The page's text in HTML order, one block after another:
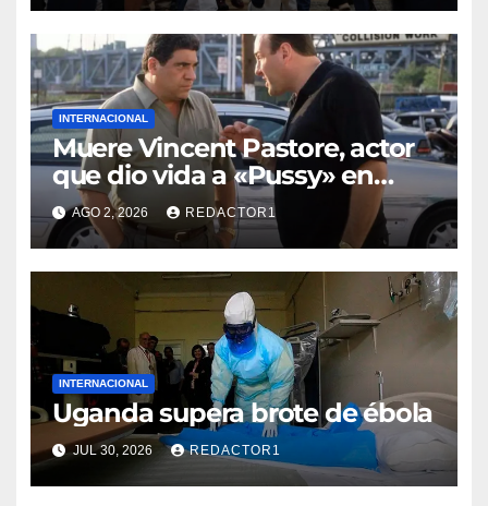
INTERNACIONAL
Muere Vincent Pastore, actor
que dio vida a «Pussy» en
«Los Soprano»
AGO 2, 2026 REDACTOR1
INTERNACIONAL
Uganda supera brote de ébola
JUL 30, 2026 REDACTOR1